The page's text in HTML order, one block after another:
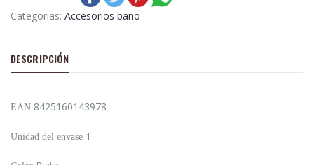
Categorias: Accesorios baño
DESCRIPCIÓN
EAN 8425160143978
Unidad del envase 1